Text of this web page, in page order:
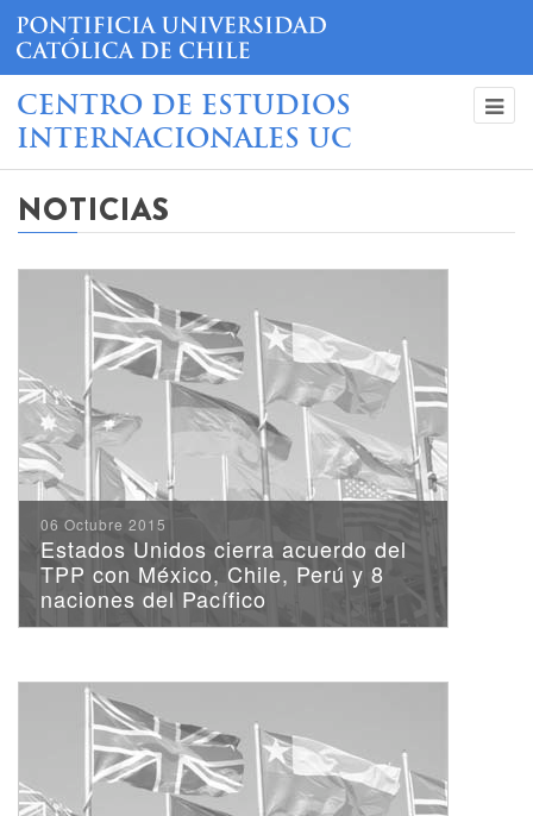
CENTRO DE ESTUDIOS
INTERNACIONALES UC
NOTICIAS
06 Octubre 2015
Estados Unidos cierra acuerdo del
TPP con México, Chile, Perú y 8
naciones del Pacífico